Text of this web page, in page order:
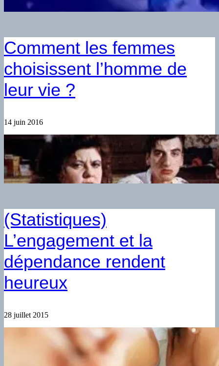
Comment les femmes
choisissent l’homme de
leur vie ?
14 juin 2016
(Statistiques)
L’engagement et la
dépendance rendent
heureux
28 juillet 2015